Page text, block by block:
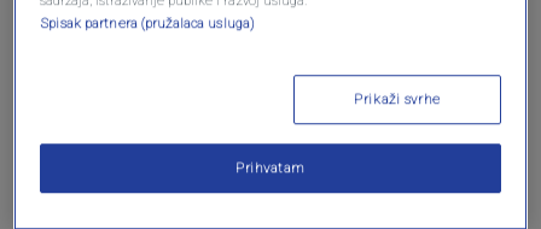
Spisak partnera (pružalaca usluga)
Prikaži svrhe
Prihvatam